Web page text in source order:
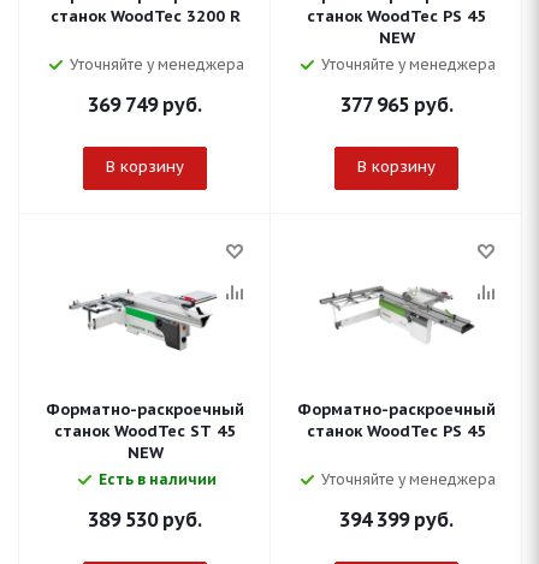
станок WoodTec 3200 R
Уточняйте у менеджера
369 749руб.
В корзину
станок WoodTec PS 45
NEW
Уточняйте у менеджера
377 965руб.
В корзину
Форматно-раскроечный
станок WoodTec ST 45
NEW
Есть в наличии
389 530руб.
Форматно-раскроечный
станок WoodTec PS 45
Уточняйте у менеджера
394 399руб.